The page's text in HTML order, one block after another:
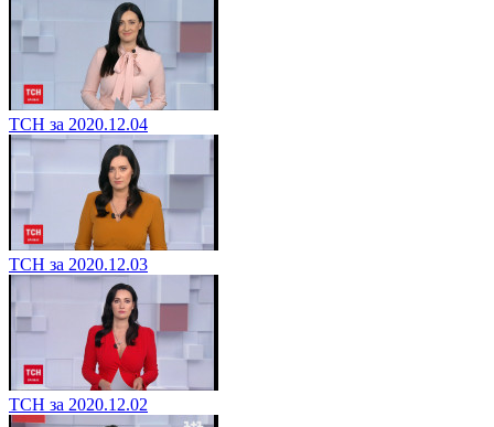
ТСН за 2020.12.04
ТСН за 2020.12.03
ТСН за 2020.12.02